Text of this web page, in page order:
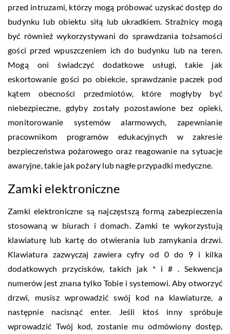
przed intruzami, którzy mogą próbować uzyskać dostęp do
budynku lub obiektu siłą lub ukradkiem. Strażnicy mogą
być również wykorzystywani do sprawdzania tożsamości
gości przed wpuszczeniem ich do budynku lub na teren.
Mogą oni świadczyć dodatkowe usługi, takie jak
eskortowanie gości po obiekcie, sprawdzanie paczek pod
kątem obecności przedmiotów, które mogłyby być
niebezpieczne, gdyby zostały pozostawione bez opieki,
monitorowanie systemów alarmowych, zapewnianie
pracownikom programów edukacyjnych w zakresie
bezpieczeństwa pożarowego oraz reagowanie na sytuacje
awaryjne, takie jak pożary lub nagłe przypadki medyczne.
Zamki elektroniczne
Zamki elektroniczne są najczęstszą formą zabezpieczenia
stosowaną w biurach i domach. Zamki te wykorzystują
klawiaturę lub kartę do otwierania lub zamykania drzwi.
Klawiatura zazwyczaj zawiera cyfry od 0 do 9 i kilka
dodatkowych przycisków, takich jak * i # . Sekwencja
numerów jest znana tylko Tobie i systemowi. Aby otworzyć
drzwi, musisz wprowadzić swój kod na klawiaturze, a
następnie nacisnąć enter. Jeśli ktoś inny spróbuje
wprowadzić Twój kod, zostanie mu odmówiony dostęp,